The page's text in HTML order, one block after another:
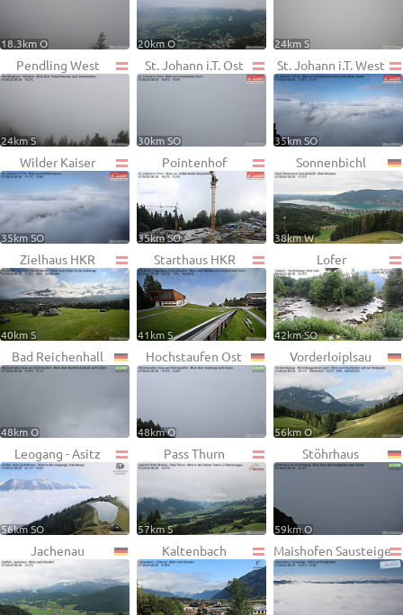
18.3km O 20km O 24km S
Pendling West
24km S
St. Johann i.T. Ost
30km SO
St. Johann i.T. West
35km SO
Wilder Kaiser
35km SO
Pointenhof
35km SO
Sonnenbichl
38km W
Zielhaus HKR
40km S
Starthaus HKR
41km S
Lofer
42km SO
Bad Reichenhall
48km O
Hochstaufen Ost
48km O
Vorderloiplsau
56km O
Leogang - Asitz
56km SO
Pass Thurn
57km S
Stöhrhaus
59km O
Jachenau Kaltenbach Maishofen Sausteige